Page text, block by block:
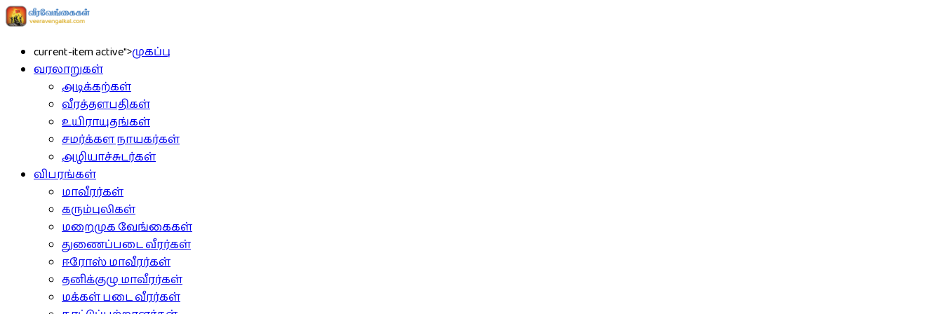
current-item active">முகப்பு
வரலாறுகள்
அடிக்கற்கள்
வீரத்தளபதிகள்
உயிராயுதங்கள்
சமர்க்கள நாயகர்கள்
அழியாச்சுடர்கள்
விபரங்கள்
மாவீரர்கள்
கரும்புலிகள்
மறைமுக வேங்கைகள்
துணைப்படை வீரர்கள்
ஈரோஸ் மாவீரர்கள்
தனிக்குழு மாவீரர்கள்
மக்கள் படை வீரர்கள்